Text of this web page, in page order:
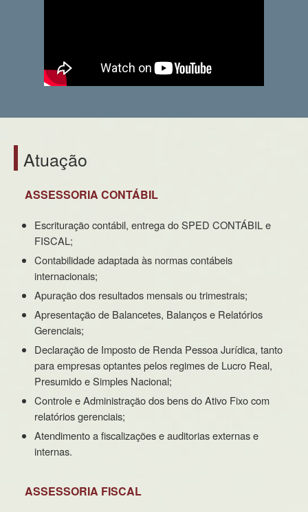
Atuação
ASSESSORIA CONTÁBIL
Escrituração contábil, entrega do SPED CONTÁBIL e
FISCAL;
Contabilidade adaptada às normas contábeis
internacionais;
Apuração dos resultados mensais ou trimestrais;
Apresentação de Balancetes, Balanços e Relatórios
Gerenciais;
Declaração de Imposto de Renda Pessoa Jurídica, tanto
para empresas optantes pelos regimes de Lucro Real,
Presumido e Simples Nacional;
Controle e Administração dos bens do Ativo Fixo com
relatórios gerenciais;
Atendimento a fiscalizações e auditorias externas e
internas.
ASSESSORIA FISCAL